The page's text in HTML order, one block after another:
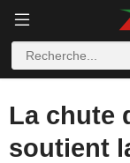
La chute
soutient